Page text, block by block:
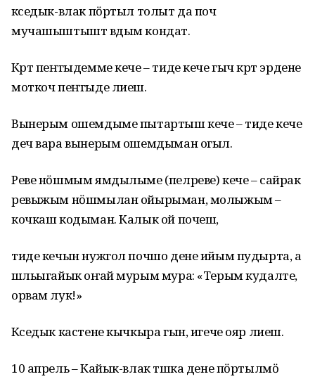
кӱседык-влак пӧртыл толыт да поч
мучашыштышт вӱдым кондат.
Кӱрт пеҥгыдемме кече – тиде кече гыч кӱрт эрдене
моткоч пеҥгыде лиеш.
Вынерым ошемдыме пытартыш кече – тиде кече
деч вара вынерым ошемдыман огыл.
Реве нӧшмым ямдылыме (пелреве) кече – сайрак
ревыжым нӧшмылан ойырыман, молыжым –
кочкаш кодыман. Калык ой почеш,
тиде кечын нужгол почшо дене ийым пудырта, а
шӱльыгайык оҥай мурым мура: «Терым кудалте,
орвам лук!»
Кӱседык кастене кычкыра гын, игече ояр лиеш.
10 апрель – Кайык-влак тӱшка дене пӧртылмӧ